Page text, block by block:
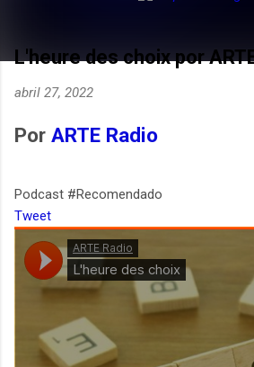
L'heure des choix por
abril 27, 2022
Por ARTE Radio
Podcast #Recomendado
Tweet